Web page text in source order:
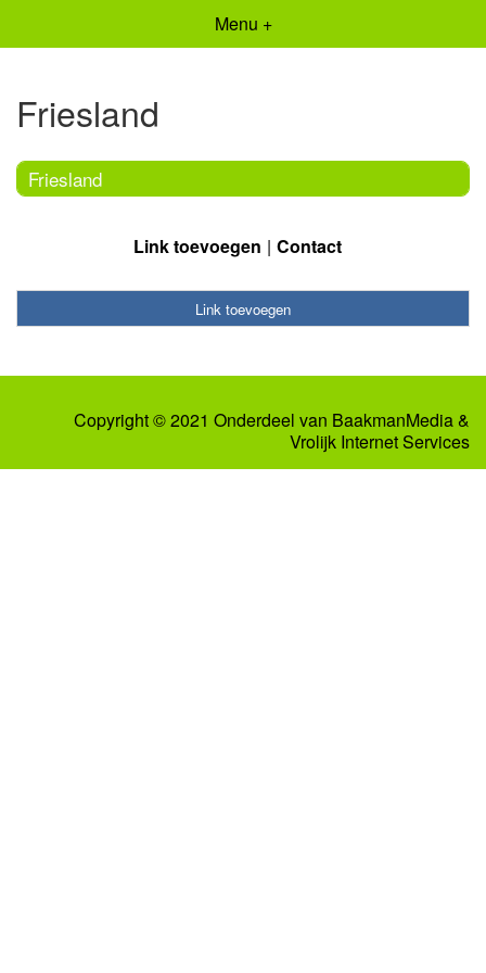
Menu +
Friesland
Friesland
Link toevoegen Contact
Link toevoegen
Copyright © 2021 Onderdeel van BaakmanMedia&
Vrolijk Internet Services